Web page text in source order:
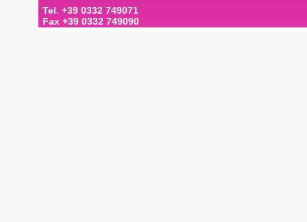
Tel. +39 0332 749071
Fax +39 0332 749090